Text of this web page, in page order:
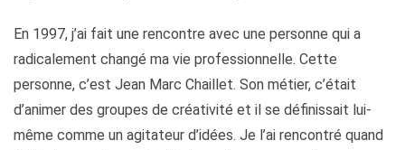
En 1997, j’ai fait une rencontre avec une personne qui a
radicalement changé ma vie professionnelle. Cette
personne, c’est Jean Marc Chaillet. Son métier, c’était
d’animer des groupes de créativité et il se définissait lui-
même comme un agitateur d’idées. Je l’ai rencontré quand